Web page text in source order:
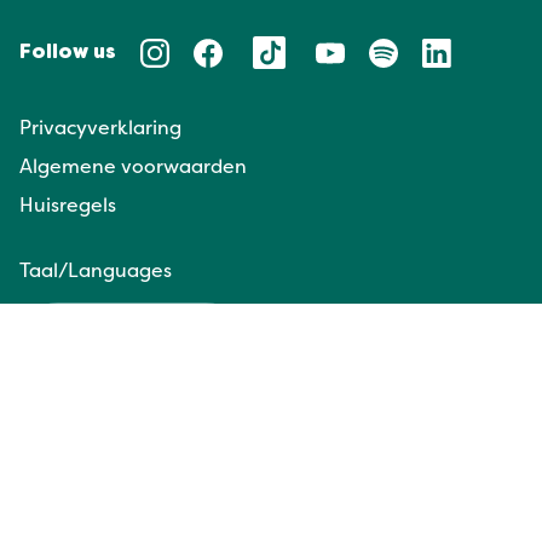
Follow us
Privacyverklaring
Algemene voorwaarden
Huisregels
Taal/Languages